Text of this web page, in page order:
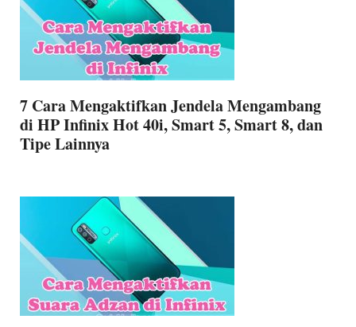
7 Cara Mengaktifkan Jendela Mengambang
di HP Infinix Hot 40i, Smart 5, Smart 8, dan
Tipe Lainnya